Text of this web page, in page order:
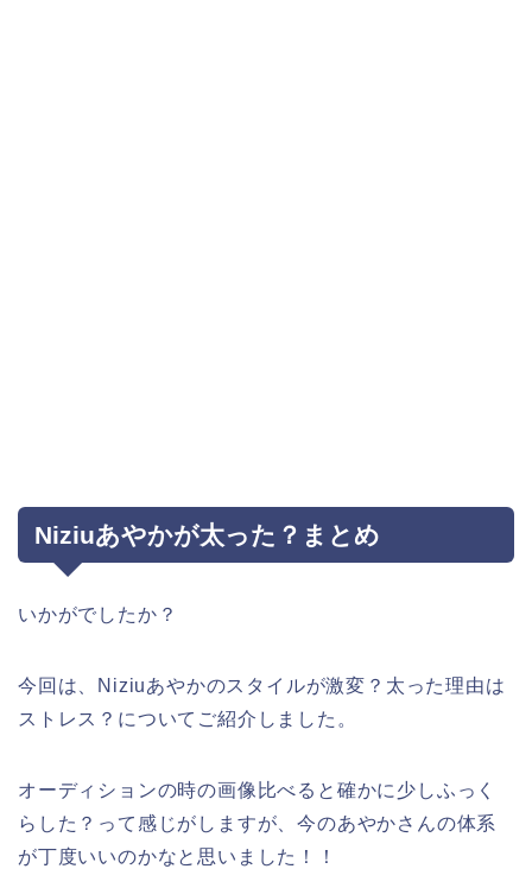
Niziuあやかが太った？まとめ
いかがでしたか？
今回は、Niziuあやかのスタイルが激変？太った理由は
ストレス？についてご紹介しました。
オーディションの時の画像比べると確かに少しふっく
らした？って感じがしますが、今のあやかさんの体系
が丁度いいのかなと思いました！！